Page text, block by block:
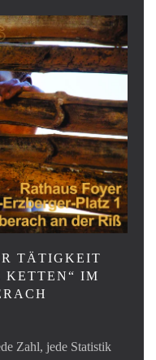
TÄTIGKEIT
KETTEN“ IM
Zahl, jede Statistik